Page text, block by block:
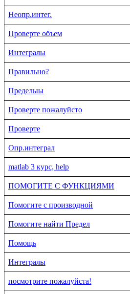
Неопр.интег.
Проверте объем
Интегралы
Правильно?
Пределыы
Проверте пожалуйсто
Проверте
Опр.интеграл
matlab 3 курс, help
ПОМОГИТЕ С ФУНКЦИЯМИ
Помогите с производной
Помогите найти Предел
Помощь
Интегралы
посмотрите пожалуйста!